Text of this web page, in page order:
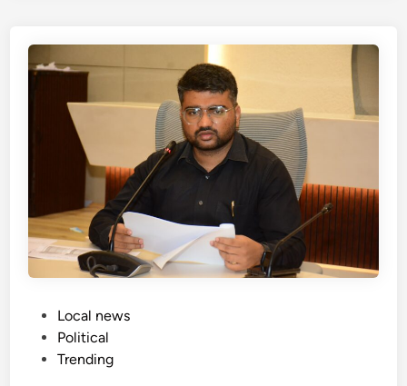
–
8
పె
నీ
ల
ద్వా
రా
0
0
కు
Local news
Political
Trending